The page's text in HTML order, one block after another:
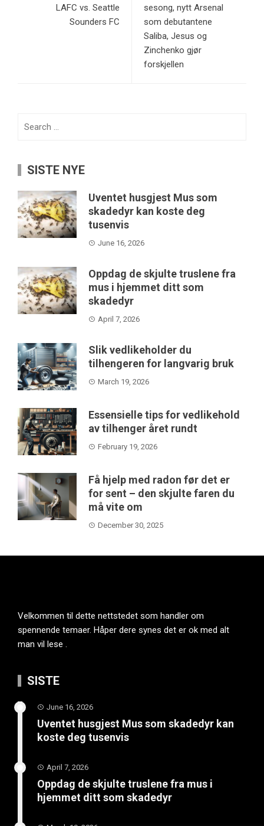
LAFC vs. Seattle
Sounders FC
sesong, nytt Arsenal
som debutantene
Saliba, Jesus og
Zinchenko gjør
forskjellen
SISTE NYE
Uventet husgjest Mus som
skadedyr kan koste deg
tusenvis
June 16, 2026
Oppdag de skjulte truslene fra
mus i hjemmet ditt som
skadedyr
April 7, 2026
Slik vedlikeholder du
tilhengeren for langvarig bruk
March 19, 2026
Essensielle tips for vedlikehold
av tilhenger året rundt
February 19, 2026
Få hjelp med radon før det er
for sent – den skjulte faren du
må vite om
December 30, 2025
Velkommen til dette nettstedet som handler om
spennende temaer. Håper dere synes det er ok med alt
man vil lese .
SISTE
June 16, 2026
Uventet husgjest Mus som skadedyr kan
koste deg tusenvis
April 7, 2026
Oppdag de skjulte truslene fra mus i
hjemmet ditt som skadedyr